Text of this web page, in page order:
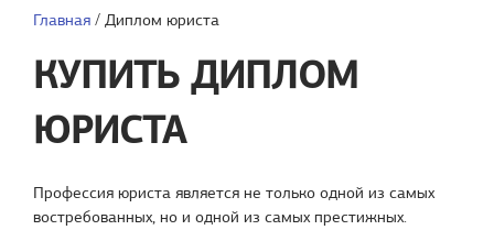
Главная / Диплом юриста
КУПИТЬ ДИПЛОМ
ЮРИСТА
Профессия юриста является не только одной из самых
востребованных, но и одной из самых престижных.